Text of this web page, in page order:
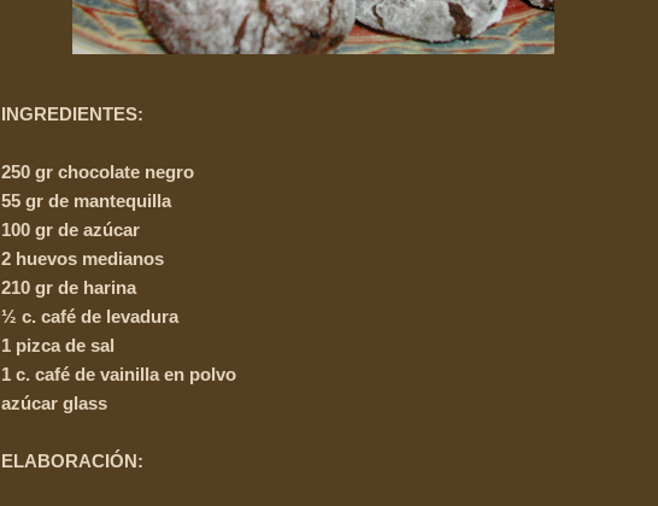
INGREDIENTES:
250 gr chocolate negro
55 gr de mantequilla
100 gr de azúcar
2 huevos medianos
210 gr de harina
½ c. café de levadura
1 pizca de sal
1 c. café de vainilla en polvo
azúcar glass
ELABORACIÓN: